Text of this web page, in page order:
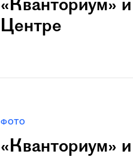
«Кванториум»
Центре
ФОТО
«Кванториум»